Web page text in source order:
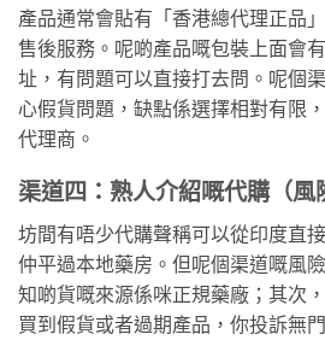
產品通常會貼有「香港總代理正品
售後服務。呢啲產品嘅包裝上面會
址，有問題可以直接打去問。呢個
心假貨問題，缺點係選擇相對有限
代理商。
渠道四：熟人介紹嘅代購（風
坊間有唔少代購聲稱可以從印度直
仲平過本地藥房。但呢個渠道嘅風
知啲貨嘅來源係咪正規藥廠；其次
買到假貨或者過期產品，你投訴無